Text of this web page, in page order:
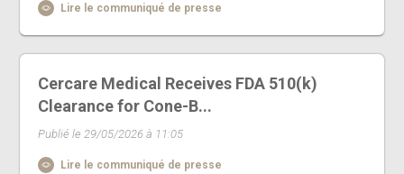
Lire le communiqué de presse
Cercare Medical Receives FDA 510(k)
Clearance for Cone-B...
Publié le 29/05/2026 à 11:05
Lire le communiqué de presse